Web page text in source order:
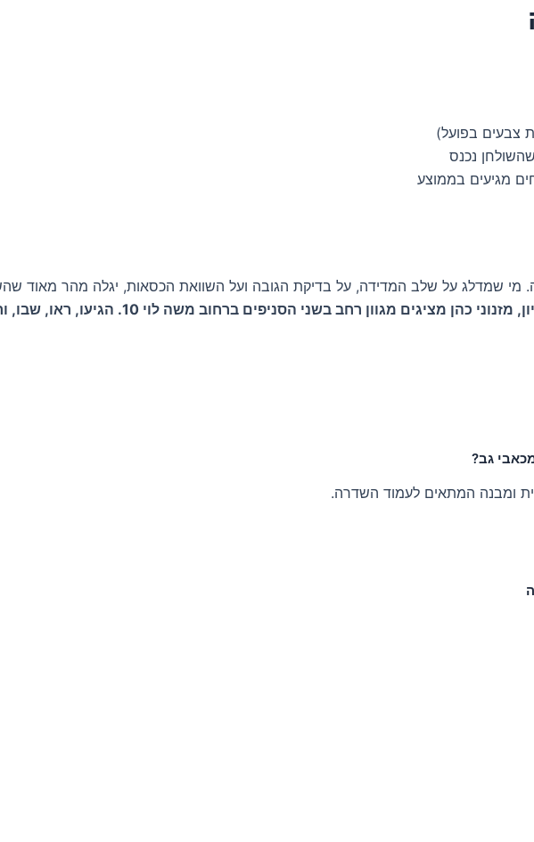
צבעים בפועל)
נכנס
מגיעים בממוצע
מי שמדלג על שלב המדידה, על בדיקת הגובה ועל השוואת הכסאות, יגלה מהר מאוד
מגוון רחב בשני הסניפים ברחוב משה לוי 10. הגיעו, ראו, שבו, ורק אז החליטו.
גב?
ומבנה המתאים לעמוד השדרה.